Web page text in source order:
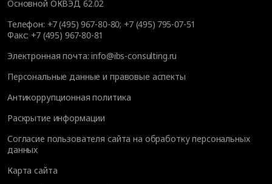
Основной ОКВЭД 62.02
Телефон: +7 (495) 967-80-80; +7 (495) 795-07-51
Факс: +7 (495) 967-80-81
Электронная почта:info@ibs-consulting.ru
Персональные данные и правовые аспекты
Антикоррупционная политика
Раскрытие информации
Согласие пользователя сайта на обработку персональных
данных
Карта сайта